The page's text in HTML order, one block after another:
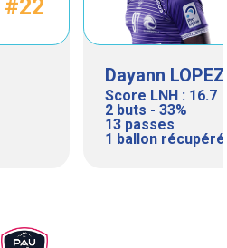
#22
Dayann LOPEZ
Score LNH : 16.7
2 buts - 33%
13 passes
1 ballon récupéré